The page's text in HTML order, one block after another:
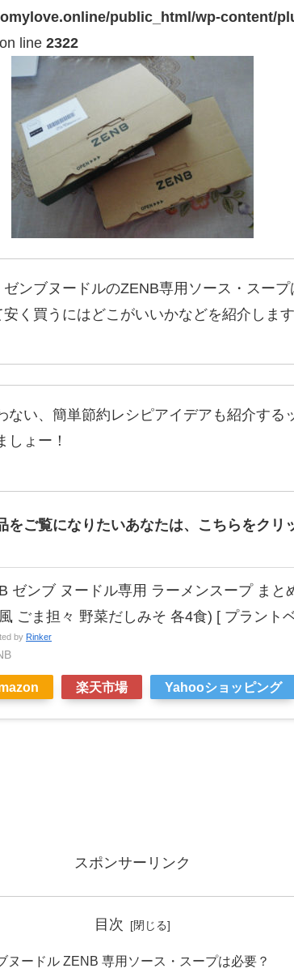
public_html/wp-content/
on line 2322
ンブヌードルのZENB専用ソース・スープ
く買うにはどこがいいかなどを紹介します
い、簡単節約レシピアイデアも紹介する
しょー！
ご覧になりたいあなたは、こちらをクリ
ゼンブ ヌードル専用 ラーメンスープ まと
ごま担々 野菜だしみそ 各4食) [ プラント
by Rinker
楽天市場 Yahooショッピング
スポンサーリンク
目次
ヌードル ZENB 専用ソース・スープは必要？